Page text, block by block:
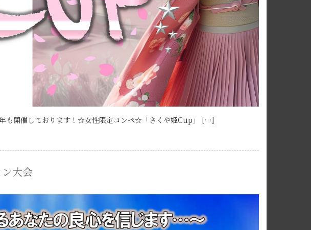
も開催しております！☆女性限定コンペ☆「さくや姫Cup」 […]
大会